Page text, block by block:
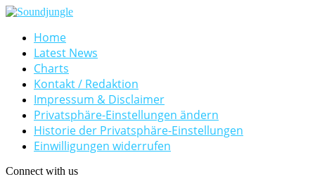
Home
Latest News
Charts
Kontakt / Redaktion
Impressum & Disclaimer
Privatsphäre-Einstellungen ändern
Historie der Privatsphäre-Einstellungen
Einwilligungen widerrufen
Connect with us